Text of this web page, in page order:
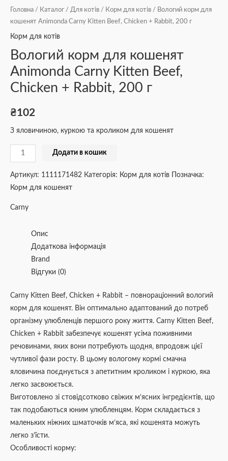
Головна / Каталог / Для котів / Корм для котів / Вологий корм для
кошенят Animonda Carny Kitten Beef, Chicken + Rabbit, 200 г
Корм для котів
Вологий корм для кошенят
Animonda Carny Kitten Beef,
Chicken + Rabbit, 200 г
₴102
З яловичиною, куркою та кроликом для кошенят
Додати в кошик
Артикул: 1111171482 Категорія: Корм для котів
Позначка:
Корм для кошенят
Carny
Опис
Додаткова інформація
Brand
Відгуки (0)
Carny Kitten Beef, Chicken + Rabbit – повнораціонний вологий
корм для кошенят. Він оптимально адаптований до потреб
організму улюбленців першого року життя. Carny Kitten Beef,
Chicken + Rabbit забезпечує кошенят усіма поживними
речовинами, яких вони потребують щодня, впродовж цієї
чутливої фази росту. В цьому вологому кормі смачна
яловичина поєднується з апетитним кроликом і куркою, яка
легко засвоюється.
Виготовлено зі стовідсотково свіжих м’ясних інгредієнтів, що
так подобаються юним улюбленцям. Корм складається з
маленьких ніжних шматочків м’яса, які кошенята можуть
легко з’їсти.
Особливості корму: